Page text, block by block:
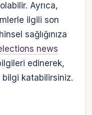
Ayrıca,
ilgili son
sağlığınıza
news
edinerek,
katabilirsiniz.